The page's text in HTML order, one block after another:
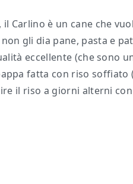
Carlino è un cane che
gli dia pane, pasta e
eccellente (che sono
fatta con riso soffiato
il riso a giorni alterni